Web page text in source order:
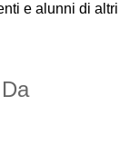
e alunni di altri